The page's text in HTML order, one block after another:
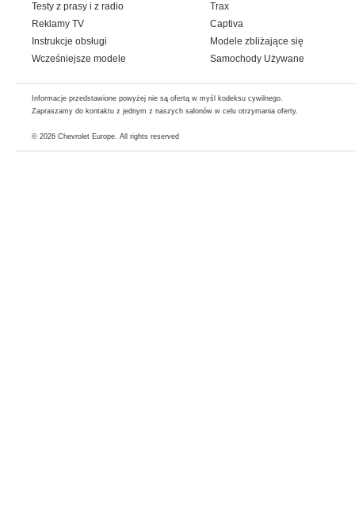
Testy z prasy i z radio
Reklamy TV
Instrukcje obsługi
Wcześniejsze modele
Trax
Captiva
Modele zbliżające się
Samochody Używane
Informacje przedstawione powyżej nie są ofertą w myśl kodeksu cywilnego.
Zapraszamy do kontaktu z jednym z naszych salonów w celu otrzymania oferty.
© 2026 Chevrolet Europe. All rights reserved